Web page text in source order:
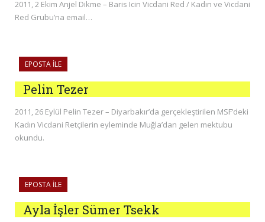
2011, 2 Ekim Anjel Dikme – Baris Icin Vicdani Red / Kadın ve Vicdani
Red Grubu’na email…
EPOSTA ILE
Pelin Tezer
2011, 26 Eylül Pelin Tezer – Diyarbakır’da gerçekleştirilen MSF’deki
Kadın Vicdani Retçilerin eyleminde Muğla’dan gelen mektubu
okundu.
EPOSTA ILE
Ayla İşler Sümer Tsekk